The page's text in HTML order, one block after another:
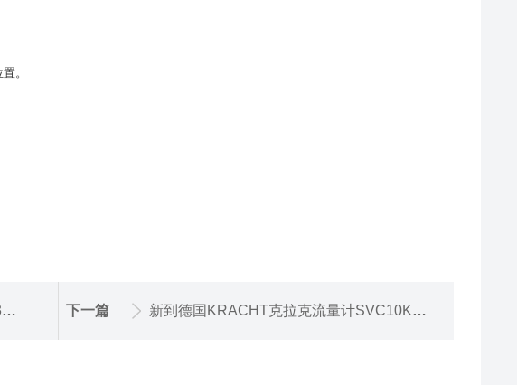
。
下一篇 新到德国KRACHT克拉克流量计SVC10K1F1S2SH